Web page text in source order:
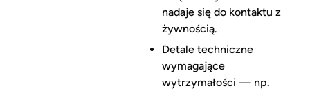
nadaje się do kontaktu z
żywnością.
Detale techniczne
wymagające
wytrzymałości — np.